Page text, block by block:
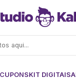
CUPONSKIT DIGITAIS